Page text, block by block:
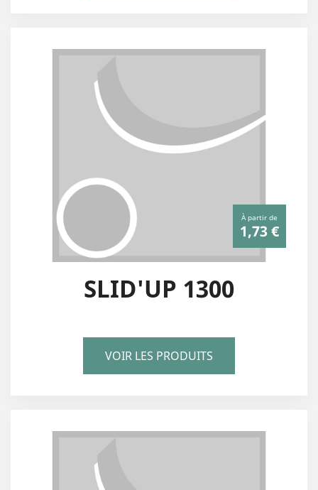
À partir de
1,73 €
SLID'UP 1300
VOIR LES PRODUITS